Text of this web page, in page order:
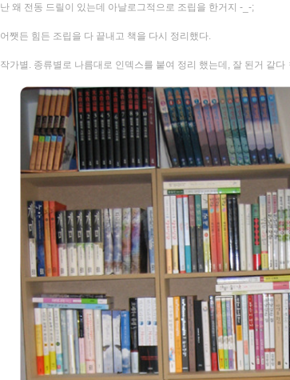
난 왜 전동 드릴이 있는데 아날로그적으로 조립을 한거지 -_-;
어쨋든 힘든 조립을 다 끝내고 책을 다시 정리했다.
작가별. 종류별로 나름대로 인덱스를 붙여 정리 했는데, 잘 된거 같다